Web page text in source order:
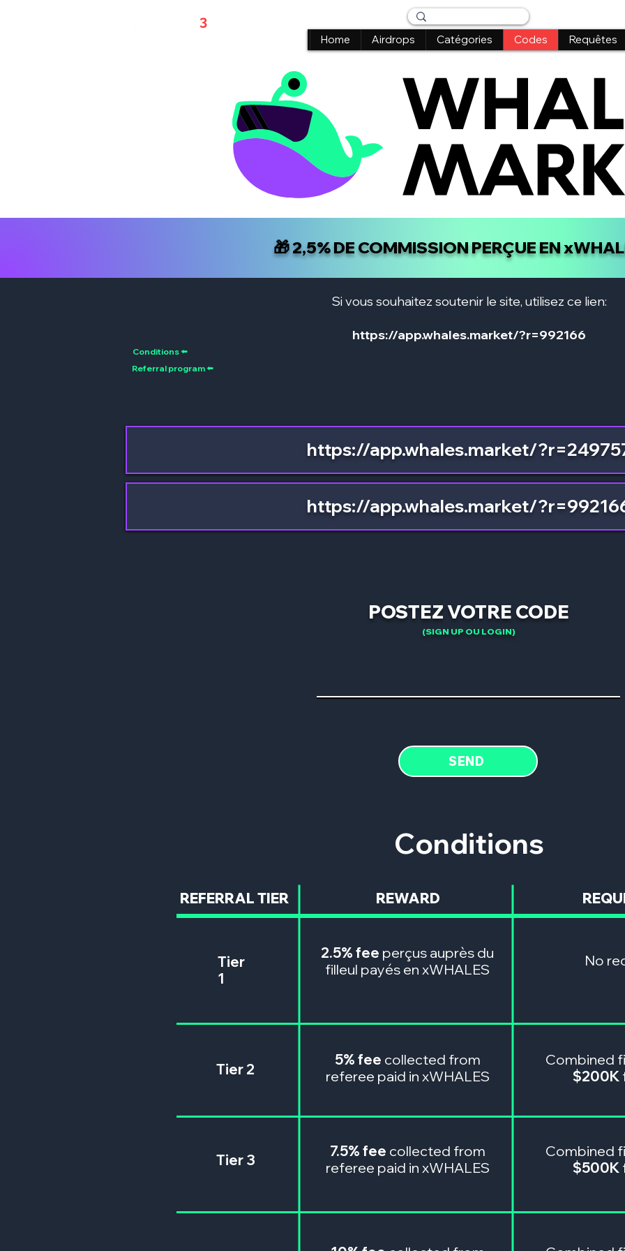
3
Home Airdrops Catégories Codes Requêtes
🎁2,5% DE COMMISSION PERÇUE EN
Si vous souhaitez soutenir le site, utilisez ce lien:
https://app.whales.market/?r=992166
Conditions ⬅️
Referral program ⬅️
https://app.whales.market/
https://app.whales.market/
POSTEZ VOTRE CODE
(SIGN UP OU LOGIN)
SEND
Conditions
REFERRAL TIER REWARD
Tier
1
2.5% fee perçus auprès du
filleul payés en xWHALES
No
Tier 2
5% fee collected from
referee paid in xWHALES
Combined
$200K
Tier 3
7.5% fee collected from
referee paid in xWHALES
Combined
$500K